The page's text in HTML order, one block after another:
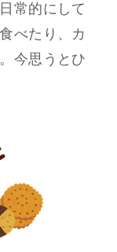
常的にして
べたり、カ
今思うとひ